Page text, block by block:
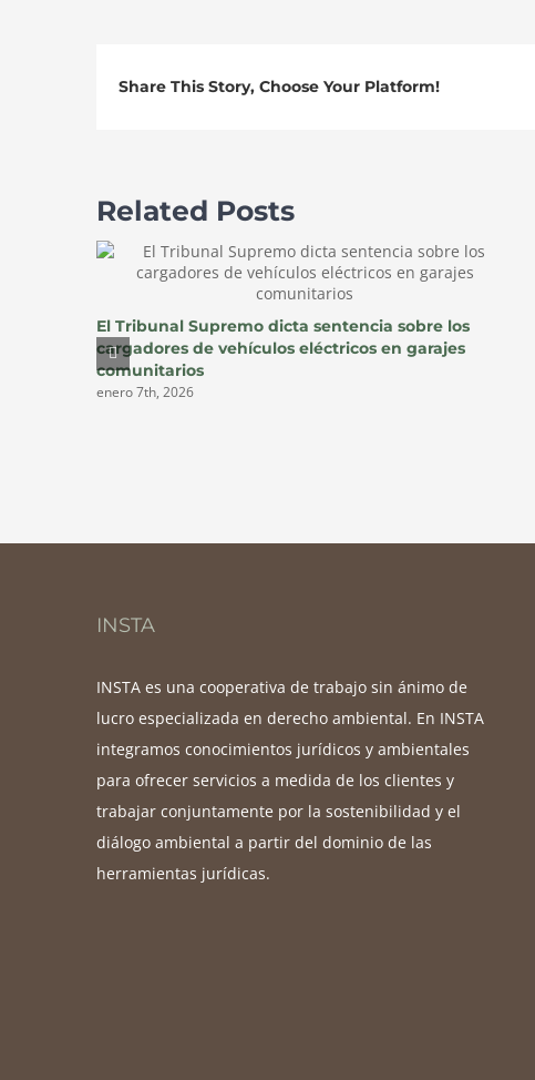
Share This Story, Choose Your Platform!
Related Posts
El Tribunal Supremo dicta sentencia sobre los
cargadores de vehículos eléctricos en garajes
comunitarios
enero 7th, 2026
INSTA
INSTA es una cooperativa de trabajo sin ánimo de
lucro especializada en derecho ambiental. En INSTA
integramos conocimientos jurídicos y ambientales
para ofrecer servicios a medida de los clientes y
trabajar conjuntamente por la sostenibilidad y el
diálogo ambiental a partir del dominio de las
herramientas jurídicas.